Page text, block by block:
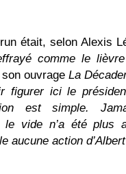
était, selon Alexis
comme le
ouvrage La
figurer ici le
est simple.
le vide n’a été plus
aucune action